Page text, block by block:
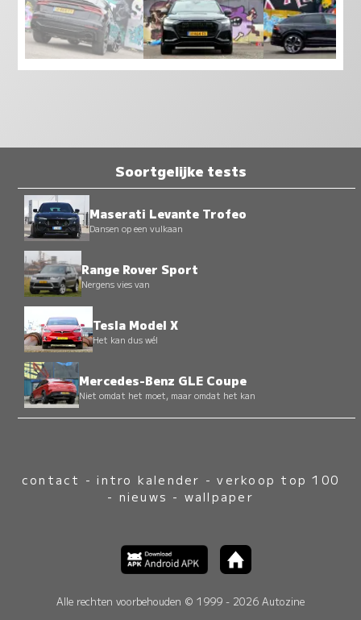
Soortgelijke tests
Maserati Levante Trofeo
Dansen op een vulkaan
Range Rover Sport
Nergens vies van
Tesla Model X
Het kan dus wél
Mercedes-Benz GLE Coupe
Niet omdat het moet, maar omdat het kan
contact -intro kalender -verkoop top 100
- nieuws - wallpaper
Alle rechten voorbehouden © 1999 - 2026 Autozine